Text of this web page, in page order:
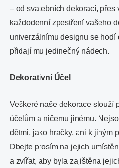
– od svatebních dekorací, přes
každodenní zpestření vašeho
univerzálnímu designu se hodí
přidají mu jedinečný nádech.
Dekorativní Účel
Veškeré naše dekorace slouží
účelům a ničemu jinému.
dětmi, jako hračky, ani k jiným
Dbejte prosím na jejich
a zvířat, aby byla zajištěna